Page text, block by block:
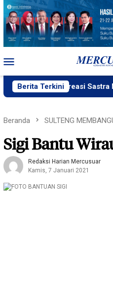
Loncat
konten
Mobile
Berita Terkini
Gelar Kreasi Sastra MBG
Beranda SULTENG
Sigi Bantu
Redaksi Harian Mercusuar
Kamis, 7 Januari 2021